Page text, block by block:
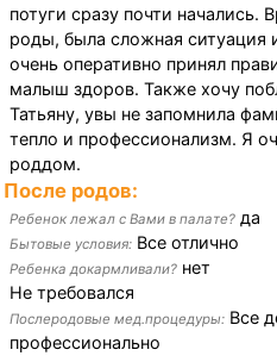
потуги сразу почти начались.
роды, была сложная ситуация
очень оперативно принял
малыш здоров. Также хочу
Татьяну, увы не запомнила
тепло и профессионализм. Я
роддом.
После родов:
Ребенок лежал с Вами в палате? да
Бытовые условия: Все отлично
Ребенка докармливали? нет
Не требовался
Послеродовые мед.процедуры: Все
профессионально